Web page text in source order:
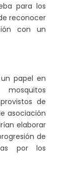
para los
reconocer
con un
papel en
de
asociación
elaborar
de
por los